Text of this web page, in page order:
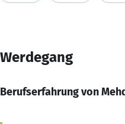
Werdegang
Berufserfahrung von